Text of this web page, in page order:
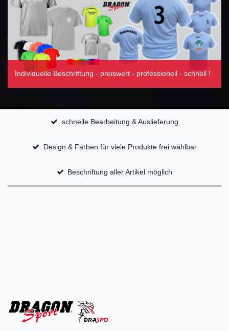
g
e
*inkl.
ges.
MwSt.
zzgl.
ndko
i
g
n
*inkl.
zzgl.
ndko
Individuelle Beschriftung - preiswert - professionell - schnell !
schnelle Bearbeitung & Auslieferung
Design & Farben für viele Produkte frei wählbar
Beschriftung aller Artikel möglich